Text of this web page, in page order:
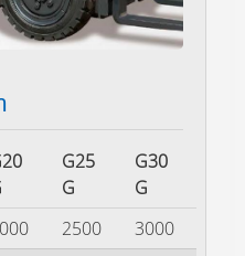
G25
G
G30
G
2500
3000